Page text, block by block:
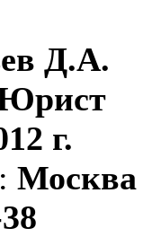
Д.А.
г.
Москва